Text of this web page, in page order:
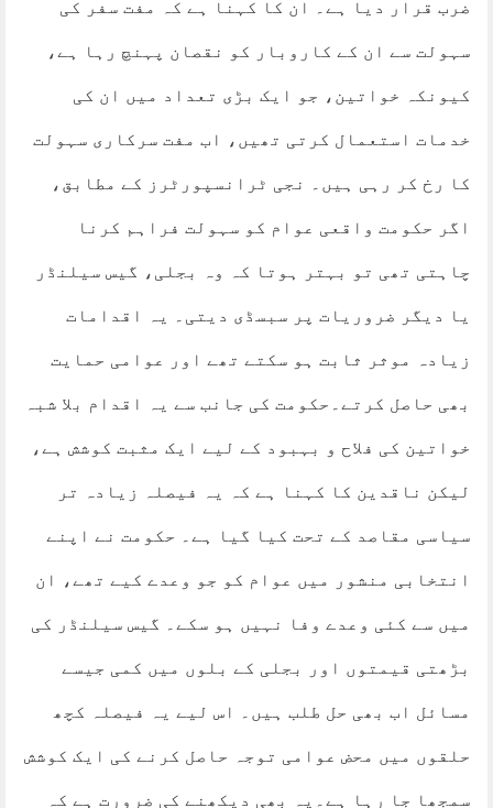
ضرب قرار دیا ہے۔ ان کا کہنا ہے کہ مفت سفر کی
سہولت سے ان کے کاروبار کو نقصان پہنچ رہا ہے،
کیونکہ خواتین، جو ایک بڑی تعداد میں ان کی
خدمات استعمال کرتی تھیں، اب مفت سرکاری سہولت
کا رخ کر رہی ہیں۔ نجی ٹرانسپورٹرز کے مطابق،
اگر حکومت واقعی عوام کو سہولت فراہم کرنا
چاہتی تھی تو بہتر ہوتا کہ وہ بجلی، گیس سیلنڈر
یا دیگر ضروریات پر سبسڈی دیتی۔ یہ اقدامات
زیادہ موثر ثابت ہو سکتے تھے اور عوامی حمایت
بھی حاصل کرتے۔حکومت کی جانب سے یہ اقدام بلا شبہ
خواتین کی فلاح و بہبود کے لیے ایک مثبت کوشش ہے،
لیکن ناقدین کا کہنا ہے کہ یہ فیصلہ زیادہ تر
سیاسی مقاصد کے تحت کیا گیا ہے۔ حکومت نے اپنے
انتخابی منشور میں عوام کو جو وعدے کیے تھے، ان
میں سے کئی وعدے وفا نہیں ہو سکے۔ گیس سیلنڈر کی
بڑھتی قیمتوں اور بجلی کے بلوں میں کمی جیسے
مسائل اب بھی حل طلب ہیں۔ اس لیے یہ فیصلہ کچھ
حلقوں میں محض عوامی توجہ حاصل کرنے کی ایک کوشش
سمجھا جا رہا ہے۔یہ بھی دیکھنے کی ضرورت ہے کہ